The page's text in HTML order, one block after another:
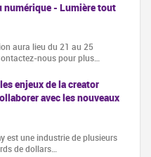
numérique - Lumière tout
aura lieu du 21 au 25
nous pour plus…
enjeux de la creator
avec les nouveaux
est une industrie de plusieurs
de dollars…